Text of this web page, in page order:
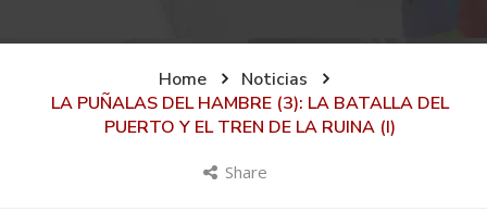
Home
Noticias
LA PUÑALAS DEL HAMBRE (3): LA BATALLA DEL
PUERTO Y EL TREN DE LA RUINA (I)
Share